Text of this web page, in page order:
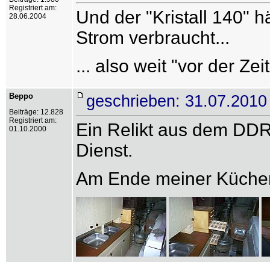
Registriert am:
28.06.2004
Und der "Kristall 140"
Strom verbraucht...
... also weit "vor der
Beppo
Beiträge: 12.828
Registriert am:
01.10.2000
geschrieben:
Ein Relikt aus dem
Dienst.
Am Ende meiner